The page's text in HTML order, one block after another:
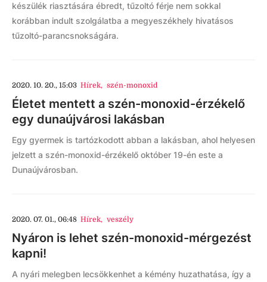
készülék riasztására ébredt, tűzoltó férje nem sokkal
korábban indult szolgálatba a megyeszékhely hivatásos
tűzoltó-parancsnokságára.
2020. 10. 20., 15:03 Hírek, szén-monoxid
Életet mentett a szén-monoxid-érzékelő
egy dunaújvárosi lakásban
Egy gyermek is tartózkodott abban a lakásban, ahol helyesen
jelzett a szén-monoxid-érzékelő október 19-én este a
Dunaújvárosban.
2020. 07. 01., 06:48 Hírek, veszély
Nyáron is lehet szén-monoxid-mérgezést
kapni!
A nyári melegben lecsökkenhet a kémény huzathatása, így a